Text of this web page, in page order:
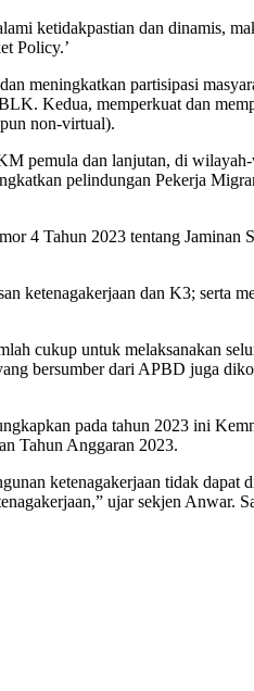
ketidakpastian dan dinamis,
Policy.’
meningkatkan partisipasi
Kedua, memperkuat dan
non-virtual).
pemula dan lanjutan, di
pelindungan Pekerja
4 Tahun 2023 tentang
ketenagakerjaan dan K3; serta
cukup untuk melaksanakan
bersumber dari APBD juga
pada tahun 2023 ini
Tahun Anggaran 2023.
ketenagakerjaan tidak
ujar sekjen Anwar.